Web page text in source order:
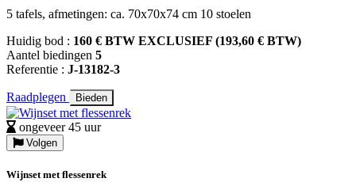
5 tafels, afmetingen: ca. 70x70x74 cm 10 stoelen
Huidig bod : 160 € BTW EXCLUSIEF (193,60 € BTW)
Aantel biedingen 5
Referentie : J-13182-3
Raadplegen Bieden
ongeveer 45 uur
Volgen
Wijnset met flessenrek